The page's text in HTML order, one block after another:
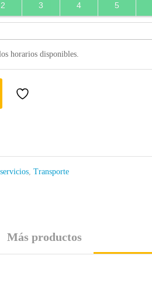
2 3 4 5
horarios disponibles.
,Transporte
Más productos